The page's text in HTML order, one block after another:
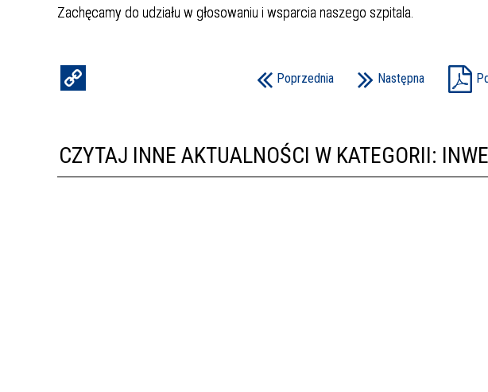
Zachęcamy do udziału w głosowaniu i wsparcia naszego szpitala.
Poprzednia Następna
CZYTAJ INNE AKTUALNOŚCI W KATEGORII: